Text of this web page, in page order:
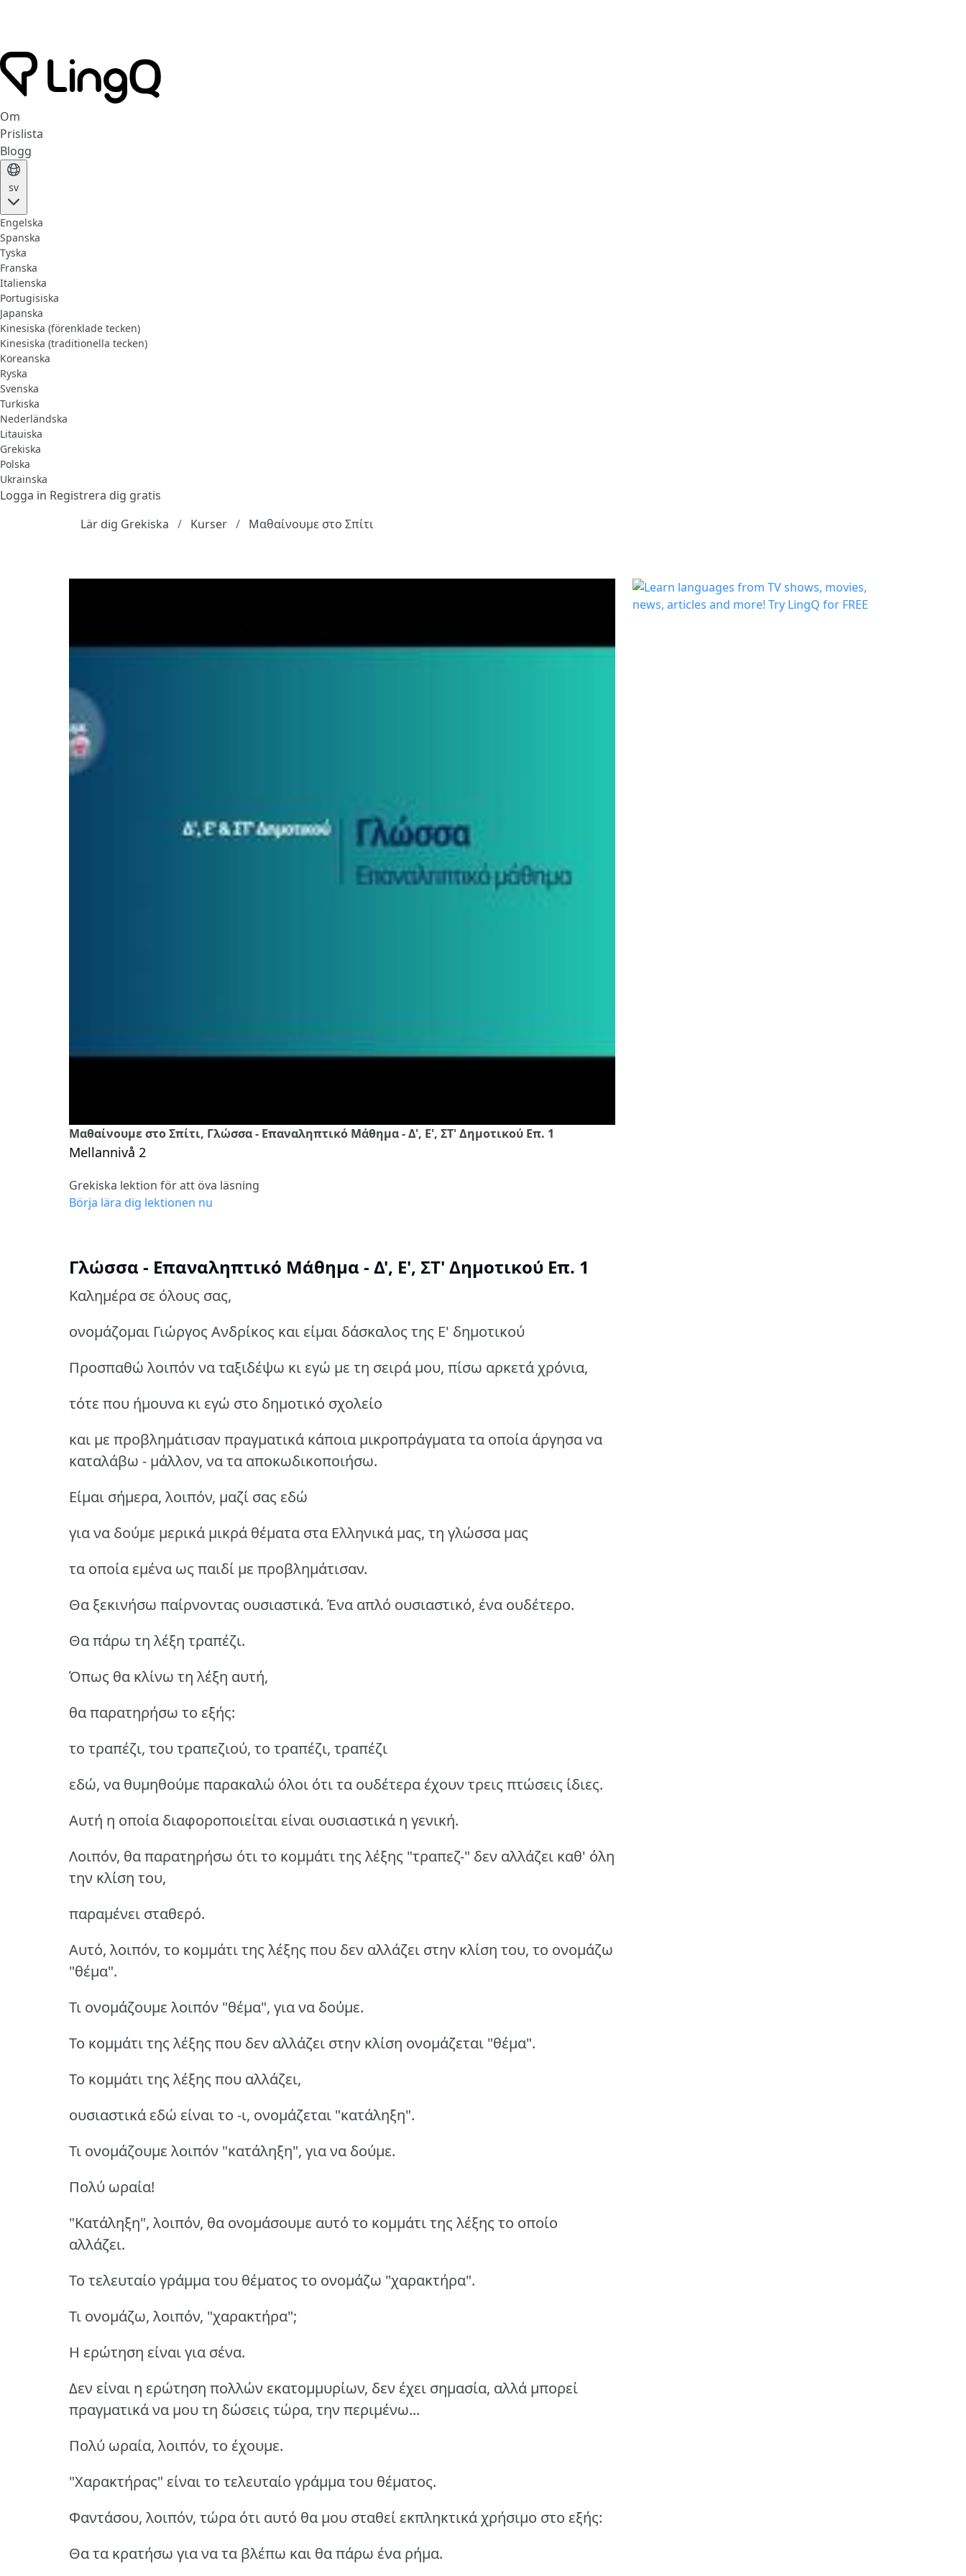
Om
Prislista
Blogg
sv
Engelska
Spanska
Tyska
Franska
Italienska
Portugisiska
Japanska
Kinesiska (förenklade tecken)
Kinesiska (traditionella tecken)
Koreanska
Ryska
Svenska
Turkiska
Nederländska
Litauiska
Grekiska
Polska
Ukrainska
Logga in Registrera dig gratis
Lär dig Grekiska
Kurser Μαθαίνουμε στο Σπίτι
Μαθαίνουμε στο Σπίτι, Γλώσσα - Επαναληπτικό Μάθημα - Δ', Ε', ΣΤ' Δημοτικού Επ. 1
Mellannivå 2
Grekiska lektion för att öva läsning
Börja lära dig lektionen nu
Γλώσσα - Επαναληπτικό Μάθημα - Δ', Ε', ΣΤ' Δημοτικού Επ. 1
Καλημέρα σε όλους σας,
ονομάζομαι Γιώργος Aνδρίκος και είμαι δάσκαλος της Ε' δημοτικού
Προσπαθώ λοιπόν να ταξιδέψω κι εγώ με τη σειρά μου, πίσω αρκετά χρόνια,
τότε που ήμουνα κι εγώ στο δημοτικό σχολείο
και με προβλημάτισαν πραγματικά κάποια μικροπράγματα τα οποία άργησα να
καταλάβω - μάλλον, να τα αποκωδικοποιήσω.
Είμαι σήμερα, λοιπόν, μαζί σας εδώ
για να δούμε μερικά μικρά θέματα στα Ελληνικά μας, τη γλώσσα μας
τα οποία εμένα ως παιδί με προβλημάτισαν.
Θα ξεκινήσω παίρνοντας ουσιαστικά. Ένα απλό ουσιαστικό, ένα ουδέτερο.
Θα πάρω τη λέξη τραπέζι.
Όπως θα κλίνω τη λέξη αυτή,
θα παρατηρήσω το εξής:
το τραπέζι, του τραπεζιού, το τραπέζι, τραπέζι
εδώ, να θυμηθούμε παρακαλώ όλοι ότι τα ουδέτερα έχουν τρεις πτώσεις ίδιες.
Αυτή η οποία διαφοροποιείται είναι ουσιαστικά η γενική.
Λοιπόν, θα παρατηρήσω ότι το κομμάτι της λέξης "τραπεζ-" δεν αλλάζει καθ' όλη
την κλίση του,
παραμένει σταθερό.
Αυτό, λοιπόν, το κομμάτι της λέξης που δεν αλλάζει στην κλίση του, το ονομάζω
"θέμα".
Τι ονομάζουμε λοιπόν "θέμα", για να δούμε.
Το κομμάτι της λέξης που δεν αλλάζει στην κλίση ονομάζεται "θέμα".
Το κομμάτι της λέξης που αλλάζει,
ουσιαστικά εδώ είναι το -ι, ονομάζεται "κατάληξη".
Τι ονομάζουμε λοιπόν "κατάληξη", για να δούμε.
Πολύ ωραία!
"Κατάληξη", λοιπόν, θα ονομάσουμε αυτό το κομμάτι της λέξης το οποίο
αλλάζει.
Το τελευταίο γράμμα του θέματος το ονομάζω "χαρακτήρα".
Τι ονομάζω, λοιπόν, "χαρακτήρα";
Η ερώτηση είναι για σένα.
Δεν είναι η ερώτηση πολλών εκατομμυρίων, δεν έχει σημασία, αλλά μπορεί
πραγματικά να μου τη δώσεις τώρα, την περιμένω...
Πολύ ωραία, λοιπόν, το έχουμε.
"Χαρακτήρας" είναι το τελευταίο γράμμα του θέματος.
Φαντάσου, λοιπόν, τώρα ότι αυτό θα μου σταθεί εκπληκτικά χρήσιμο στο εξής:
Θα τα κρατήσω για να τα βλέπω και θα πάρω ένα ρήμα.